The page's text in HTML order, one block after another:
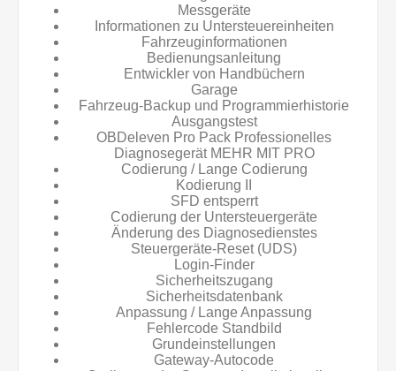
Messgeräte
Informationen zu Untersteuereinheiten
Fahrzeuginformationen
Bedienungsanleitung
Entwickler von Handbüchern
Garage
Fahrzeug-Backup und Programmierhistorie
Ausgangstest
OBDeleven Pro Pack Professionelles
Diagnosegerät MEHR MIT PRO
Codierung / Lange Codierung
Kodierung II
SFD entsperrt
Codierung der Untersteuergeräte
Änderung des Diagnosedienstes
Steuergeräte-Reset (UDS)
Login-Finder
Sicherheitszugang
Sicherheitsdatenbank
Anpassung / Lange Anpassung
Fehlercode Standbild
Grundeinstellungen
Gateway-Autocode